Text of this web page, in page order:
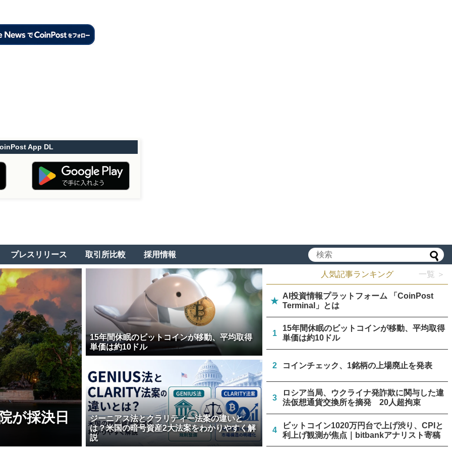
App DL
プレスリリース 取引所比較 採用情報
が採決日
15年間休眠のビットコインが移動、平均取得
単価は約10ドル
ジーニアス法とクラリティー法案の違いと
は？米国の暗号資産2大法案をわかりやすく解
説
人気記事ランキング 一覧 ＞
★
AI投資情報プラットフォーム 「CoinPost
Terminal」とは
1
15年間休眠のビットコインが移動、平均取得
単価は約10ドル
2 コインチェック、1銘柄の上場廃止を発表
3
ロシア当局、ウクライナ発詐欺に関与した違
法仮想通貨交換所を摘発 20人超拘束
4
ビットコイン1020万円台で上げ渋り、CPIと
利上げ観測が焦点｜bitbankアナリスト寄稿